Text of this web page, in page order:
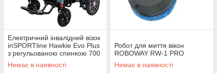
Електричний інвалідний візок
inSPORTline Hawkie Evo Plus
з регульованою спинкою 700
Вт
Немає в наявності
Робот для миття вікон
ROBOWAY RW-1 PRO
Немає в наявності